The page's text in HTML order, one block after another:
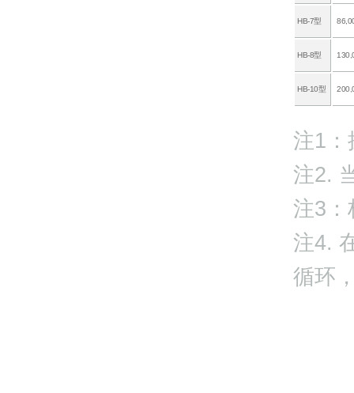
HB-7型
HB-8型
HB-10型
注1：
注2.
注3：
注4.
循环